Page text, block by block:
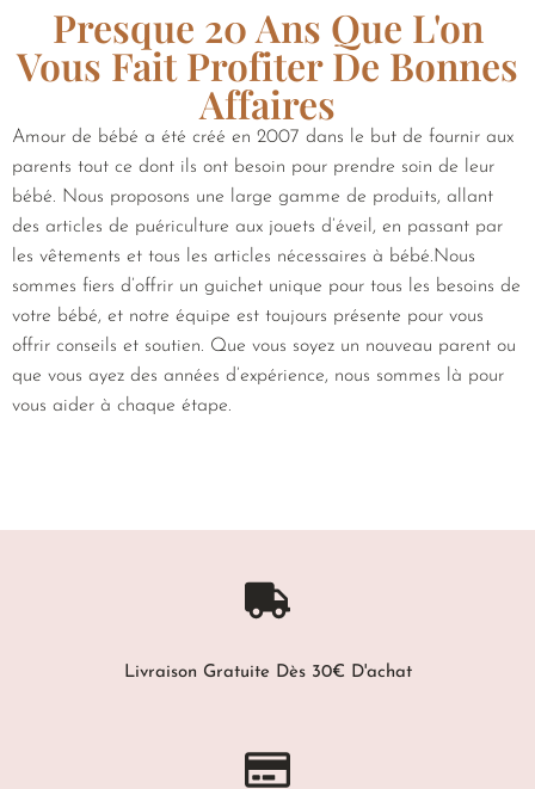
Presque 20 Ans Que L'on
Vous Fait Profiter De Bonnes
Affaires
Amour de bébé a été créé en 2007 dans le but de fournir aux
parents tout ce dont ils ont besoin pour prendre soin de leur
bébé. Nous proposons une large gamme de produits, allant
des articles de puériculture aux jouets d’éveil, en passant par
les vêtements et tous les articles nécessaires à bébé.Nous
sommes fiers d’offrir un guichet unique pour tous les besoins de
votre bébé, et notre équipe est toujours présente pour vous
offrir conseils et soutien. Que vous soyez un nouveau parent ou
que vous ayez des années d’expérience, nous sommes là pour
vous aider à chaque étape.
Livraison Gratuite Dès 30€ D'achat